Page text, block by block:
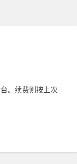
。续费则按上次